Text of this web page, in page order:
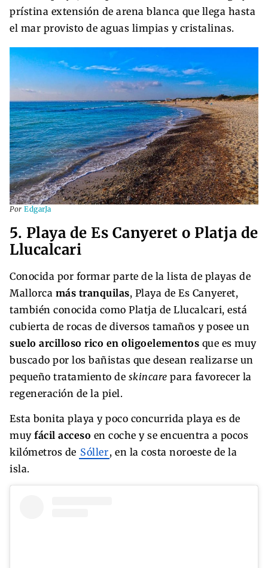
prístina extensión de arena blanca que llega hasta
el mar provisto de aguas limpias y cristalinas.
Por EdgarJa
5. Playa de Es Canyeret o Platja de
Llucalcari
Conocida por formar parte de la lista de playas de
Mallorca más tranquilas, Playa de Es Canyeret,
también conocida como Platja de Llucalcari, está
cubierta de rocas de diversos tamaños y posee un
suelo arcilloso rico en oligoelementos que es muy
buscado por los bañistas que desean realizarse un
pequeño tratamiento de skincare para favorecer la
regeneración de la piel.
Esta bonita playa y poco concurrida playa es de
muy fácil acceso en coche y se encuentra a pocos
kilómetros de Sóller, en la costa noroeste de la
isla.